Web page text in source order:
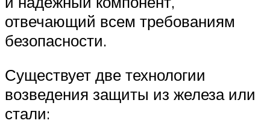
отвечающий всем требованиям
безопасности.
Существует две технологии
возведения защиты из железа или
стали: